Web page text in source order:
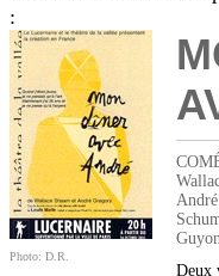
:
Photo: D.R.
Deux